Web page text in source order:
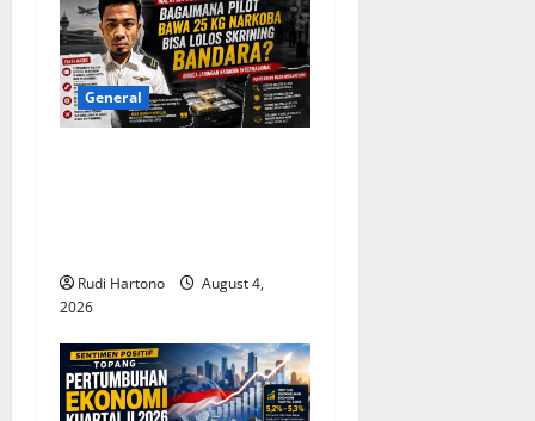
General
Rudi Hartono
August 4,
2026